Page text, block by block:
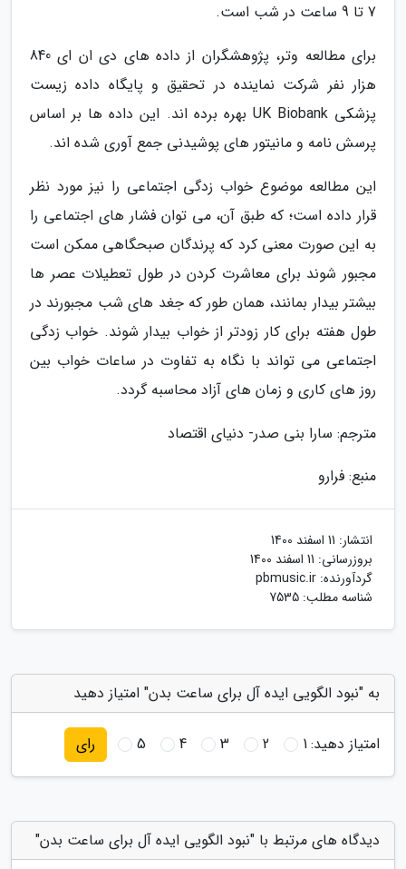
7 تا 9 ساعت در شب است.
برای مطالعه وتر، پژوهشگران از داده های دی ان ای 840
هزار نفر شرکت نماینده در تحقیق و پایگاه داده زیست
پزشکی UK Biobank بهره برده اند. این داده ها بر اساس
پرسش نامه و مانیتور های پوشیدنی جمع آوری شده اند.
این مطالعه موضوع خواب زدگی اجتماعی را نیز مورد نظر
قرار داده است؛ که طبق آن، می توان فشار های اجتماعی را
به این صورت معنی کرد که پرندگان صبحگاهی ممکن است
مجبور شوند برای معاشرت کردن در طول تعطیلات عصر ها
بیشتر بیدار بمانند، همان طور که جغد های شب مجبورند در
طول هفته برای کار زودتر از خواب بیدار شوند. خواب زدگی
اجتماعی می تواند با نگاه به تفاوت در ساعات خواب بین
روز های کاری و زمان های آزاد محاسبه گردد.
مترجم: سارا بنی صدر- دنیای اقتصاد
منبع: فرارو
انتشار: 11 اسفند 1400
بروزرسانی: 11 اسفند 1400
گردآورنده: pbmusic.ir
شناسه مطلب: 7535
به "نبود الگویی ایده آل برای ساعت بدن" امتیاز دهید
امتیاز دهید:1
2
3
4
5 رای
دیدگاه های مرتبط با "نبود الگویی ایده آل برای ساعت بدن"